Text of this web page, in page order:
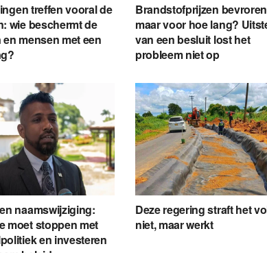
treffen vooral de
wie beschermt de
mensen met een
Brandstofprijzen
maar voor hoe lang?
van een besluit lost het
probleem niet op
naamswijziging:
moet stoppen met
en investeren
Deze regering straft het
niet, maar werkt